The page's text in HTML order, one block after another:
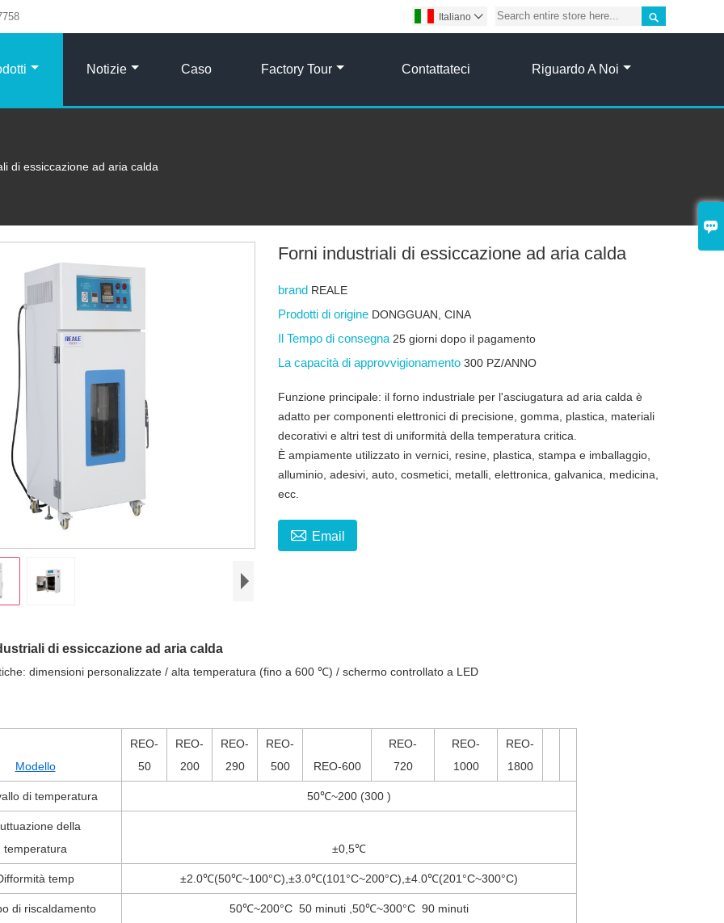


Italiano 
Notizie Caso Factory Tour Contattateci Riguardo A Noi
di essiccazione ad aria calda
Forni industriali di essiccazione ad aria calda
brand REALE
Prodotti di origine DONGGUAN, CINA
Il Tempo di consegna 25 giorni dopo il pagamento
La capacità di approvvigionamento300 PZ/ANNO
Funzione principale: il forno industriale per l'asciugatura ad aria calda è
adatto per componenti elettronici di precisione, gomma, plastica, materiali
decorativi e altri test di uniformità della temperatura critica.
È ampiamente utilizzato in vernici, resine, plastica, stampa e imballaggio,
alluminio, adesivi, auto, cosmetici, metalli, elettronica, galvanica, medicina,
ecc.
 Email
di essiccazione ad aria calda
dimensioni personalizzate / alta temperatura (fino a 600 ℃) / schermo controllato a LED
Modello
REO-
50
REO-
200
REO-
290
REO-
500
REO-600
REO-
720
REO-
1000
REO-
1800
di temperatura 50℃~200 (300 )
della
temperatura
±0,5℃
temp ±2.0℃(50℃~100°C), ±3.0℃(101°C~200°C), ±4.0℃(201°C~300°C)
di riscaldamento 50℃~200°C 50 minuti 50℃~300°C 90 minuti